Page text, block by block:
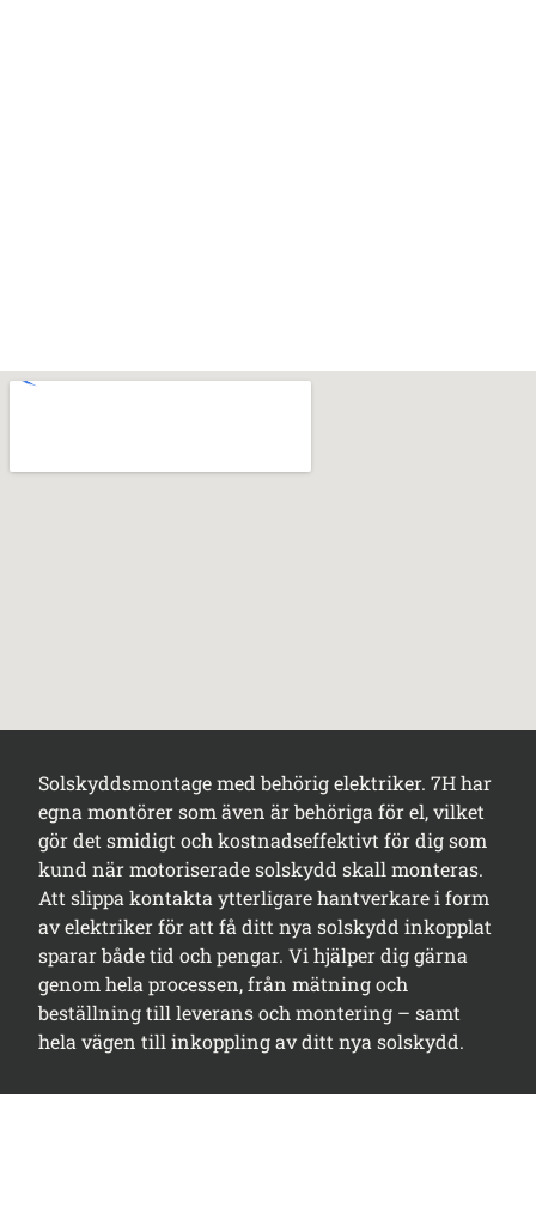
Solskyddsmontage med behörig elektriker. 7H har
egna montörer som även är behöriga för el, vilket
gör det smidigt och kostnadseffektivt för dig som
kund när motoriserade solskydd skall monteras.
Att slippa kontakta ytterligare hantverkare i form
av elektriker för att få ditt nya solskydd inkopplat
sparar både tid och pengar. Vi hjälper dig gärna
genom hela processen, från mätning och
beställning till leverans och montering – samt
hela vägen till inkoppling av ditt nya solskydd.